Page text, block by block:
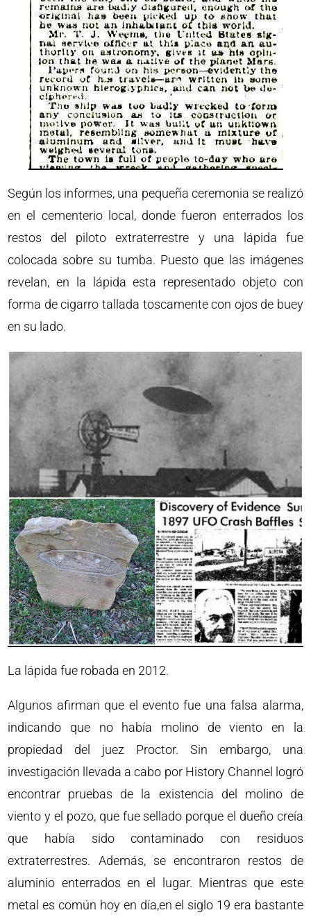
Según los informes, una pequeña ceremonia se realizó
en el cementerio local, donde fueron enterrados los
restos del piloto extraterrestre y una lápida fue
colocada sobre su tumba. Puesto que las imágenes
revelan, en la lápida esta representado objeto con
forma de cigarro tallada toscamente con ojos de buey
en su lado.
La lápida fue robada en 2012.
Algunos afirman que el evento fue una falsa alarma,
indicando que no había molino de viento en la
propiedad del juez Proctor. Sin embargo, una
investigación llevada a cabo por History Channel logró
encontrar pruebas de la existencia del molino de
viento y el pozo, que fue sellado porque el dueño creía
que había sido contaminado con residuos
extraterrestres. Además, se encontraron restos de
aluminio enterrados en el lugar. Mientras que este
metal es común hoy en día,en el siglo 19 era bastante